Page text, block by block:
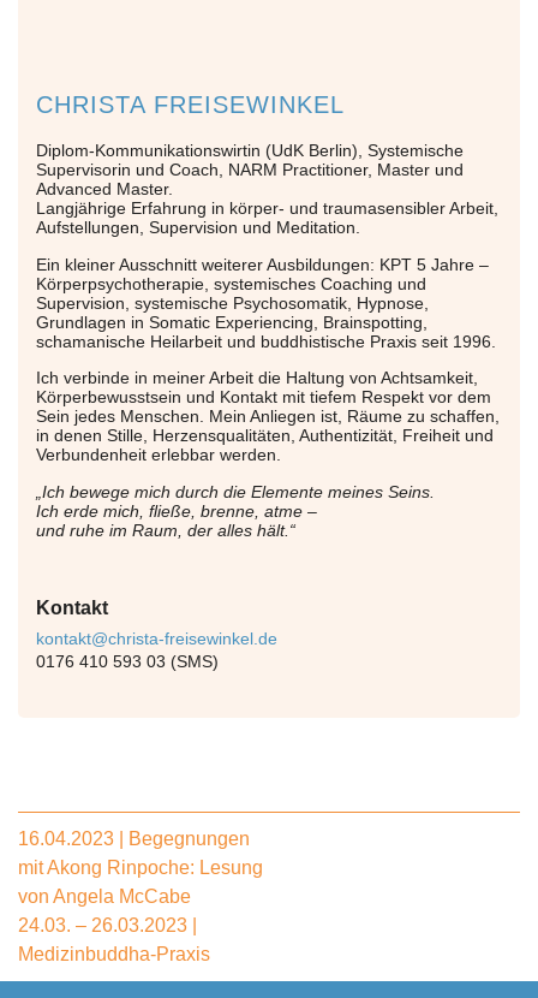
CHRISTA FREISEWINKEL
Diplom-Kommunikationswirtin (UdK Berlin), Systemische
Supervisorin und Coach, NARM Practitioner, Master und
Advanced Master.
Langjährige Erfahrung in körper- und traumasensibler Arbeit,
Aufstellungen, Supervision und Meditation.
Ein kleiner Ausschnitt weiterer Ausbildungen: KPT 5 Jahre –
Körperpsychotherapie, systemisches Coaching und
Supervision, systemische Psychosomatik, Hypnose,
Grundlagen in Somatic Experiencing, Brainspotting,
schamanische Heilarbeit und buddhistische Praxis seit 1996.
Ich verbinde in meiner Arbeit die Haltung von Achtsamkeit,
Körperbewusstsein und Kontakt mit tiefem Respekt vor dem
Sein jedes Menschen. Mein Anliegen ist, Räume zu schaffen,
in denen Stille, Herzensqualitäten, Authentizität, Freiheit und
Verbundenheit erlebbar werden.
„Ich bewege mich durch die Elemente meines Seins.
Ich erde mich, fließe, brenne, atme –
und ruhe im Raum, der alles hält.“
Kontakt
kontakt@christa-freisewinkel.de
0176 410 593 03 (SMS)
16.04.2023 | Begegnungen
mit Akong Rinpoche: Lesung
von Angela McCabe
24.03. – 26.03.2023 |
Medizinbuddha-Praxis